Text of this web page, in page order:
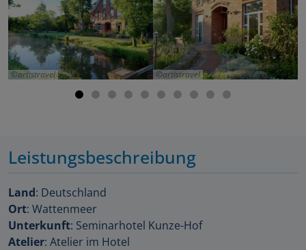
artistravel artistravel
Leistungsbeschreibung
Land: Deutschland
Ort: Wattenmeer
Unterkunft: Seminarhotel Kunze-Hof
Atelier: Atelier im Hotel